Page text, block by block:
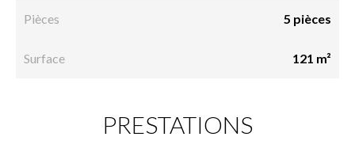
Pièces 5 pièces
Surface 121 m²
PRESTATIONS